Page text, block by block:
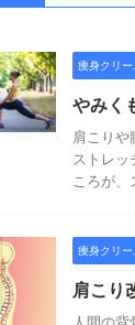
痩身クリー
やみく
肩こりや
ストレッ
ころが、
痩身クリー
肩こり